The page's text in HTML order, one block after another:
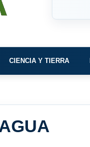
CIENCIA Y TIERRA